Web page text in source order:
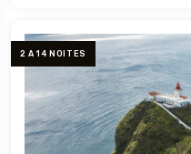
2 A 14 NOITES